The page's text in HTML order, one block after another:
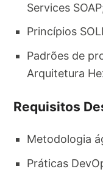
Services
Princípios
Padrões de
Arquitetura
Requisitos
Metodologia
Práticas